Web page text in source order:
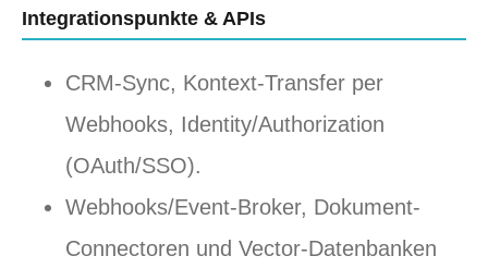
Integrationspunkte & APIs
CRM-Sync, Kontext-Transfer per
Webhooks, Identity/Authorization
(OAuth/SSO).
Webhooks/Event-Broker, Dokument-
Connectoren und Vector-Datenbanken